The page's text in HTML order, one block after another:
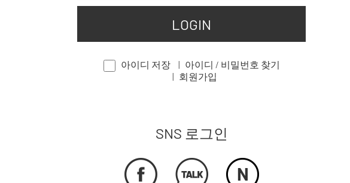
LOGIN
아이디 저장
아이디 / 비밀번호 찾기
회원가입
SNS 로그인